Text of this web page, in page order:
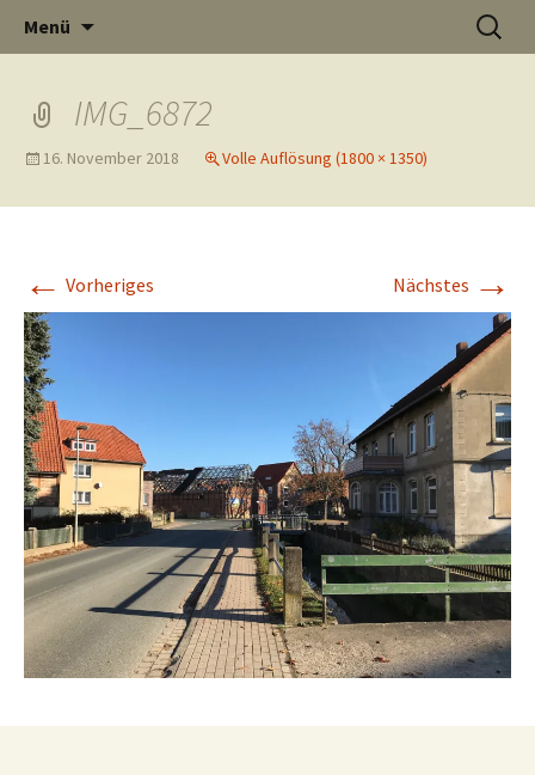
Thüste im
Internet
und
aus
und
Menü
Suchen
nach:
IMG_6872
16. November 2018 Volle Auflösung (1800 × 1350)
← Vorheriges Nächstes →